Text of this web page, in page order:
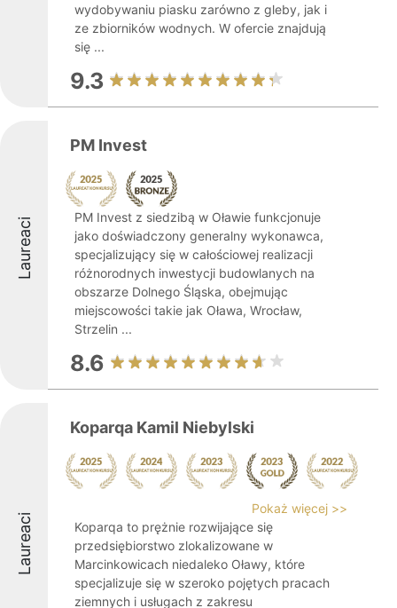
wydobywaniu piasku zarówno z gleby, jak i
ze zbiorników wodnych. W ofercie znajdują
się ...
9.3
Laureaci
PM Invest
PM Invest z siedzibą w Oławie funkcjonuje
jako doświadczony generalny wykonawca,
specjalizujący się w całościowej realizacji
różnorodnych inwestycji budowlanych na
obszarze Dolnego Śląska, obejmując
miejscowości takie jak Oława, Wrocław,
Strzelin ...
8.6
Laureaci
Koparqa Kamil Niebylski
Pokaż więcej >>
Koparqa to prężnie rozwijające się
przedsiębiorstwo zlokalizowane w
Marcinkowicach niedaleko Oławy, które
specjalizuje się w szeroko pojętych pracach
ziemnych i usługach z zakresu